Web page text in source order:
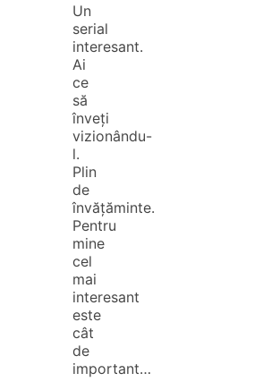
Un
serial
interesant.
Ai
ce
să
înveți
vizionându-
l.
Plin
de
învățăminte.
Pentru
mine
cel
mai
interesant
este
cât
de
important…